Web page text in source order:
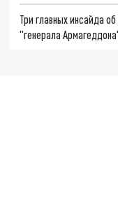
Три главных инсайда
"генерала